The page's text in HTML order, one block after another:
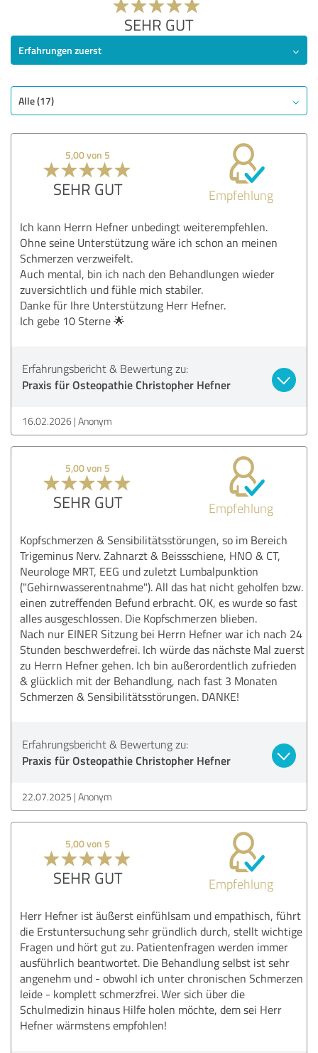
SEHR GUT
Erfahrungen zuerst
Alle (17)
5,00 von 5
SEHR GUT Empfehlung
Ich kann Herrn Hefner unbedingt weiterempfehlen.
Ohne seine Unterstützung wäre ich schon an meinen
Schmerzen verzweifelt.
Auch mental, bin ich nach den Behandlungen wieder
zuversichtlich und fühle mich stabiler.
Danke für Ihre Unterstützung Herr Hefner.
Ich gebe 10 Sterne 🌟
Erfahrungsbericht & Bewertung zu:
Praxis für Osteopathie Christopher Hefner
16.02.2026 Anonym
5,00 von 5
SEHR GUT Empfehlung
Kopfschmerzen & Sensibilitätsstörungen, so im Bereich
Trigeminus Nerv. Zahnarzt & Beissschiene, HNO & CT,
Neurologe MRT, EEG und zuletzt Lumbalpunktion
("Gehirnwasserentnahme"). All das hat nicht geholfen bzw.
einen zutreffenden Befund erbracht. OK, es wurde so fast
alles ausgeschlossen. Die Kopfschmerzen blieben.
Nach nur EINER Sitzung bei Herrn Hefner war ich nach 24
Stunden beschwerdefrei. Ich würde das nächste Mal zuerst
zu Herrn Hefner gehen. Ich bin außerordentlich zufrieden
& glücklich mit der Behandlung, nach fast 3 Monaten
Schmerzen & Sensibilitätsstörungen. DANKE!
Erfahrungsbericht & Bewertung zu:
Praxis für Osteopathie Christopher Hefner
22.07.2025 Anonym
5,00 von 5
SEHR GUT Empfehlung
Herr Hefner ist äußerst einfühlsam und empathisch, führt
die Erstuntersuchung sehr gründlich durch, stellt wichtige
Fragen und hört gut zu. Patientenfragen werden immer
ausführlich beantwortet. Die Behandlung selbst ist sehr
angenehm und - obwohl ich unter chronischen Schmerzen
leide - komplett schmerzfrei. Wer sich über die
Schulmedizin hinaus Hilfe holen möchte, dem sei Herr
Hefner wärmstens empfohlen!